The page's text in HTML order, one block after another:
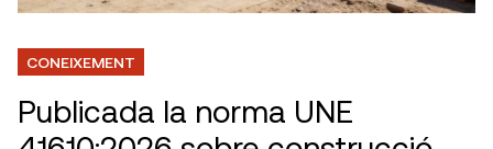
CONEIXEMENT
Publicada la norma UNE